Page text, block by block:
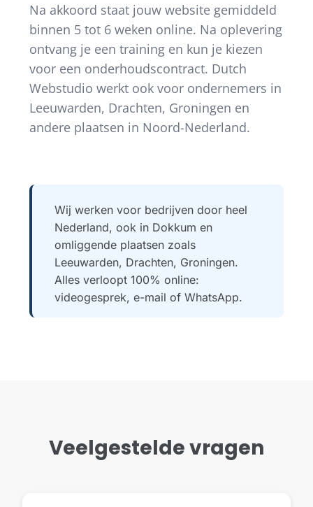
Na akkoord staat jouw website gemiddeld
binnen 5 tot 6 weken online. Na oplevering
ontvang je een training en kun je kiezen
voor een onderhoudscontract. Dutch
Webstudio werkt ook voor ondernemers in
Leeuwarden, Drachten, Groningen en
andere plaatsen in Noord-Nederland.
Wij werken voor bedrijven door heel
Nederland, ook in Dokkum en
omliggende plaatsen zoals
Leeuwarden, Drachten, Groningen.
Alles verloopt 100% online:
videogesprek, e-mail of WhatsApp.
Veelgestelde vragen